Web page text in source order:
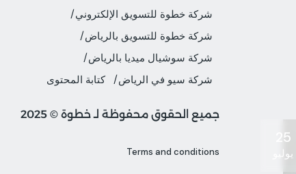
25
يوليو
شركة خطوة للتسويق الإلكتروني
شركة خطوة للتسويق بالرياض
شركة سوشيال ميديا بالرياض
شركة سيو في الرياض
كتابة المحتوى
جميع الحقوق محفوظة لـ خطوة © 2025
Terms and conditions